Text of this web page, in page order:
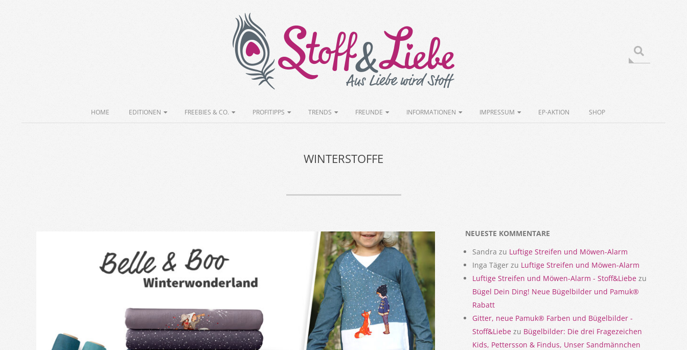
Stoff&Liebe
Navigation
HOME EDITIONEN FREEBIES & CO. PROFITIPPS TRENDS FREUNDE INFORMATIONEN IMPRESSUM EP-AKTION SHOP
WINTERSTOFFE
NEUESTE KOMMENTARE
Sandra zu Luftige Streifen und Möwen-Alarm
Inga Täger zu Luftige Streifen und Möwen-Alarm
Luftige Streifen und Möwen-Alarm - Stoff&Liebe zu
Bügel Dein Ding! Neue Bügelbilder und Pamuk®
Rabatt
Gitter, neue Pamuk® Farben und Bügelbilder -
Stoff&Liebe zu Bügelbilder: Die drei Fragezeichen
Kids, Pettersson & Findus, Unser Sandmännchen